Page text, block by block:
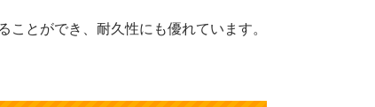
とができ、耐久性にも優れています。